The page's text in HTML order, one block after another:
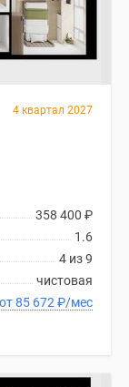
4 квартал 2027
358 400 ₽
1.6
4 из 9
чистовая
В ипотеку от 85 672 ₽/мес